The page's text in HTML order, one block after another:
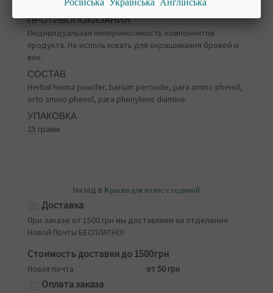
немедленно промыть большим количеством воды.
ПРОТИВОПОКАЗАНИЯ
Индивидуальная непереносимость компонентов
продукта. Не использовать для окрашивания бровей и
век.
СОСТАВ
Herbal henna powder, barium peroxide, para amino phenol,
orto amino phenol, para phenylene diamine.
УПАКОВКА
25 грамм
Назад в Краски для волос с сединой
Доставка
При заказе от 1500 грн мы доставляем на отделение
Новой Почты БЕСПЛАТНО!
Стоимость доставки до 1500грн
Новая почта от 50 грн
Оплата заказа
Російська Українська Англійська